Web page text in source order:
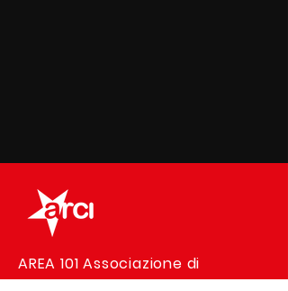
AREA 101 Associazione di
Promozione Sociale